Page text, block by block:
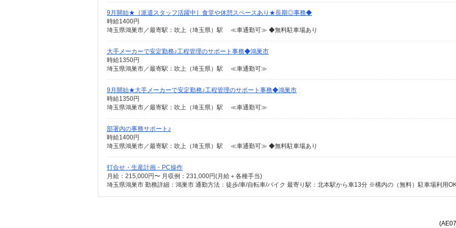
9月開始★［派遣スタッフ活躍中］食堂や休憩スペースあり★長期◎事務◆
時給1400円
埼玉県鴻巣市／最寄駅：吹上（埼玉県）駅 ≪車通勤可≫ ◆無料駐車場あり
大手メーカーで安定勤務♪工程管理のサポート事務◆鴻巣市
時給1350円
埼玉県鴻巣市／最寄駅：吹上（埼玉県）駅 ≪車通勤可≫
9月開始★大手メーカーで安定勤務♪工程管理のサポート事務◆鴻巣市
時給1350円
埼玉県鴻巣市／最寄駅：吹上（埼玉県）駅 ≪車通勤可≫
部署内の事務サポート♪
時給1400円
埼玉県鴻巣市／最寄駅：吹上（埼玉県）駅 ≪車通勤可≫ ◆無料駐車場あり
打合せ・生産計画・PC操作
月給：215,000円〜 月収例：231,000円(月給＋各種手当)
埼玉県鴻巣市 勤務詳細：鴻巣市 通勤方法：徒歩/車/自転車/バイク 最寄り駅：北本駅から車13分 ※構内の（無料）駐車場利用